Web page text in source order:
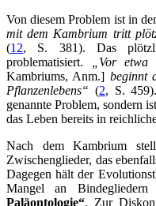
Von diesem Problem ist in
mit dem Kambrium tritt
(12, S. 381). Das
problematisiert.
„Vor
Kambriums, Anm.] beginnt
Pflanzenlebens“ (2, S.
genannte Problem, sondern
das Leben bereits in
Nach dem Kambrium
Zwischenglieder, das
Dagegen hält der
Mangel an
Paläontologie“. Zur